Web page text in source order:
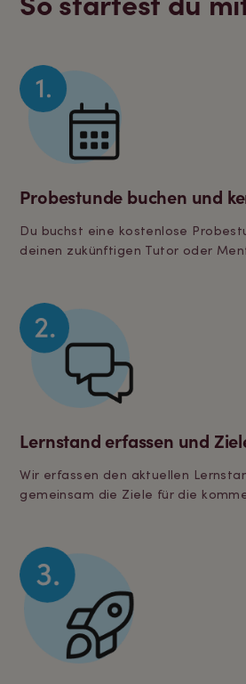
Probestunde buchen und
Du buchst eine kostenlose
deinen zukünftigen Tutor oder
Lernstand erfassen und
Wir erfassen den aktuellen
gemeinsam die Ziele für die